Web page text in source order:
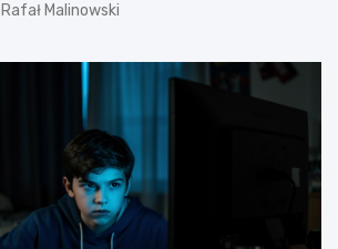
Rafał Malinowski